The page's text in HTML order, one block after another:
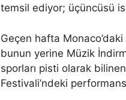
temsil ediyor; üçüncüsü
Geçen hafta
bunun yerine Müzik
sporları pisti olarak
Festivali’ndeki